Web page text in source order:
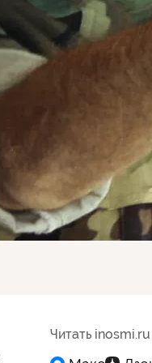
Читать inosmi.ru